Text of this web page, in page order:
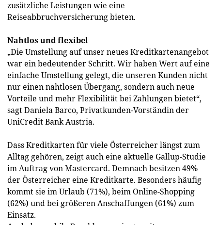
zusätzliche Leistungen wie eine
Reiseabbruchversicherung bieten.
Nahtlos und flexibel
„Die Umstellung auf unser neues Kreditkartenangebot
war ein bedeutender Schritt. Wir haben Wert auf eine
einfache Umstellung gelegt, die unseren Kunden nicht
nur einen nahtlosen Übergang, sondern auch neue
Vorteile und mehr Flexibilität bei Zahlungen bietet“,
sagt Daniela Barco, Privatkunden-Vorständin der
UniCredit Bank Austria.
Dass Kreditkarten für viele Österreicher längst zum
Alltag gehören, zeigt auch eine aktuelle Gallup-Studie
im Auftrag von Mastercard. Demnach besitzen 49%
der Österreicher eine Kreditkarte. Besonders häufig
kommt sie im Urlaub (71%), beim Online-Shopping
(62%) und bei größeren Anschaffungen (61%) zum
Einsatz.